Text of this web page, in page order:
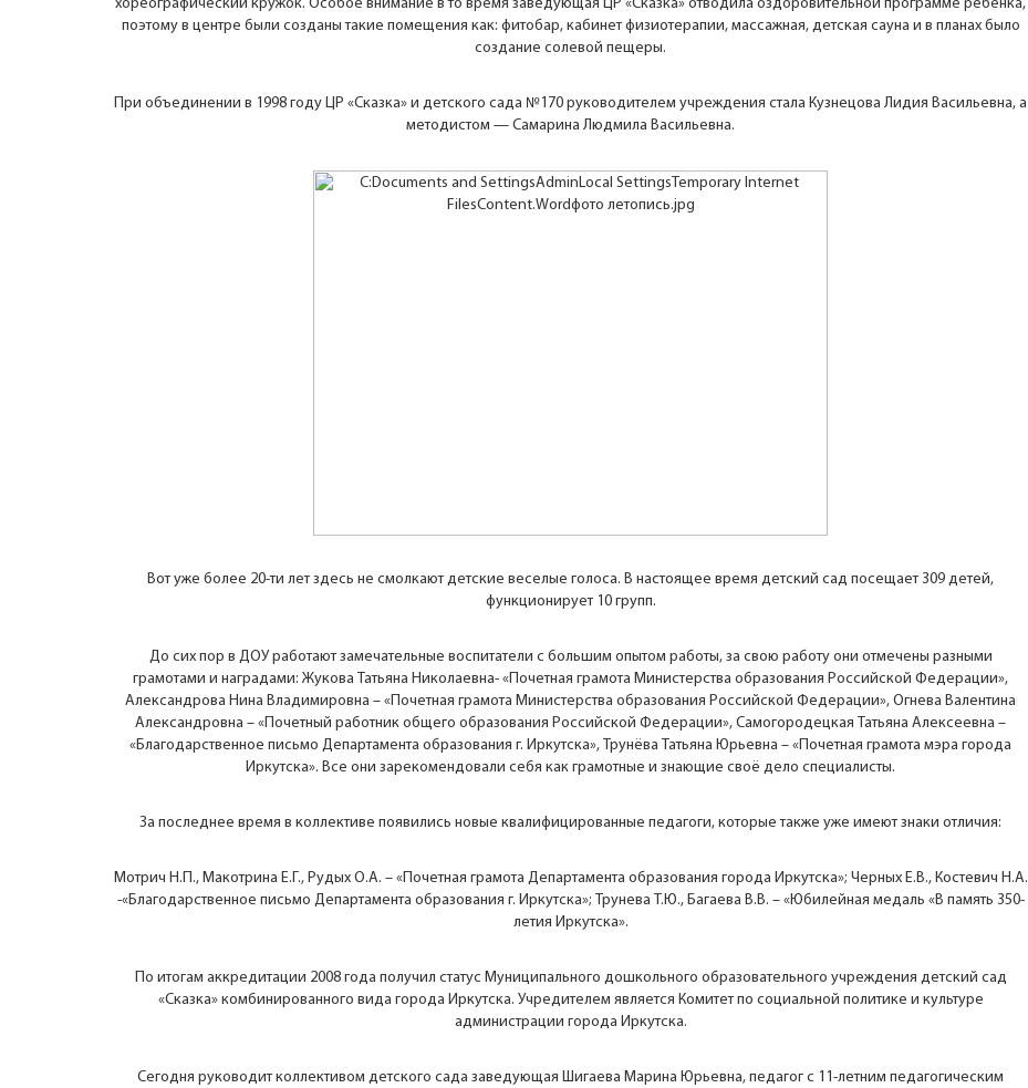
хореографический кружок. Особое внимание в то время заведующая ЦР «Сказка» отводила оздоровительной программе ребёнка,
поэтому в центре были созданы такие помещения как: фитобар, кабинет физиотерапии, массажная, детская сауна и в планах было
создание солевой пещеры.
При объединении в 1998 году ЦР «Сказка» и детского сада №170 руководителем учреждения стала Кузнецова Лидия Васильевна, а
методистом — Самарина Людмила Васильевна.
Вот уже более 20-ти лет здесь не смолкают детские веселые голоса. В настоящее время детский сад посещает 309 детей,
функционирует 10 групп.
До сих пор в ДОУ работают замечательные воспитатели с большим опытом работы, за свою работу они отмечены разными
грамотами и наградами: Жукова Татьяна Николаевна- «Почетная грамота Министерства образования Российской Федерации»,
Александрова Нина Владимировна – «Почетная грамота Министерства образования Российской Федерации», Огнева Валентина
Александровна – «Почетный работник общего образования Российской Федерации», Самогородецкая Татьяна Алексеевна –
«Благодарственное письмо Департамента образования г. Иркутска», Трунёва Татьяна Юрьевна – «Почетная грамота мэра города
Иркутска». Все они зарекомендовали себя как грамотные и знающие своё дело специалисты.
За последнее время в коллективе появились новые квалифицированные педагоги, которые также уже имеют знаки отличия:
Мотрич Н.П., Макотрина Е.Г., Рудых О.А. – «Почетная грамота Департамента образования города Иркутска»; Черных Е.В., Костевич Н.А.
-«Благодарственное письмо Департамента образования г. Иркутска»; Трунева Т.Ю., Багаева В.В. – «Юбилейная медаль «В память 350-
летия Иркутска».
По итогам аккредитации 2008 года получил статус Муниципального дошкольного образовательного учреждения детский сад
«Сказка» комбинированного вида города Иркутска. Учредителем является Комитет по социальной политике и культуре
администрации города Иркутска.
Сегодня руководит коллективом детского сада заведующая Шигаева Марина Юрьевна, педагог с 11-летним педагогическим